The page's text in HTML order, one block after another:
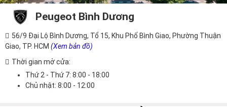
Peugeot Bình Dương
56/9 Đại Lộ Bình Dương, Tổ 15, Khu Phố Bình Giao, Phường Thuận
Giao, TP. HCM (Xem bản đồ)
Thời gian mở cửa:
Thứ 2 - Thứ 7: 8:00 - 18:00
Chủ nhật: 8:00 - 12:00